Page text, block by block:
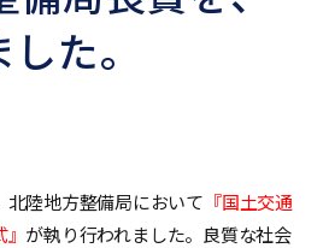
た。
陸地方整備局において 『国土交通
が執り行われました。良質な社会